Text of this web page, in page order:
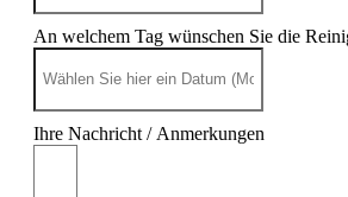
An welchem Tag wünschen Sie die
Ihre Nachricht / Anmerkungen